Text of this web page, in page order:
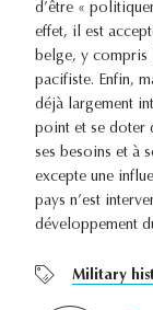
d’être «
effet, il est
belge, y compris
pacifiste. Enfin,
déjà largement
point et se doter
ses besoins et à
excepte une
pays n’est
développement
Military